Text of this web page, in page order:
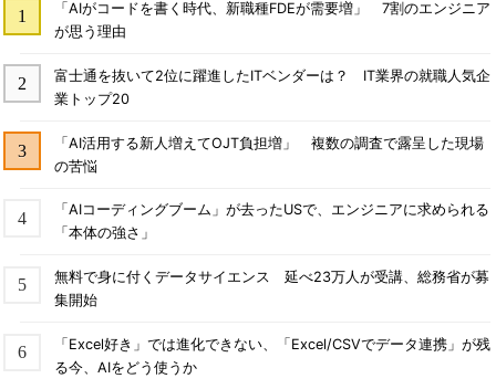
「AIがコードを書く時代、新職種FDEが需要増」 7割のエンジニア
が思う理由
富士通を抜いて2位に躍進したITベンダーは？ IT業界の就職人気企
業トップ20
「AI活用する新人増えてOJT負担増」 複数の調査で露呈した現場
の苦悩
「AIコーディングブーム」が去ったUSで、エンジニアに求められる
「本体の強さ」
無料で身に付くデータサイエンス 延べ23万人が受講、総務省が募
集開始
「Excel好き」では進化できない、「Excel/CSVでデータ連携」が残
る今、AIをどう使うか